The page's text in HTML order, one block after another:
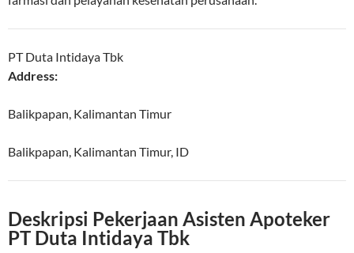
PT Duta Intidaya Tbk
Address:
Balikpapan, Kalimantan Timur
Balikpapan, Kalimantan Timur, ID
Deskripsi Pekerjaan Asisten Apoteker
PT Duta Intidaya Tbk